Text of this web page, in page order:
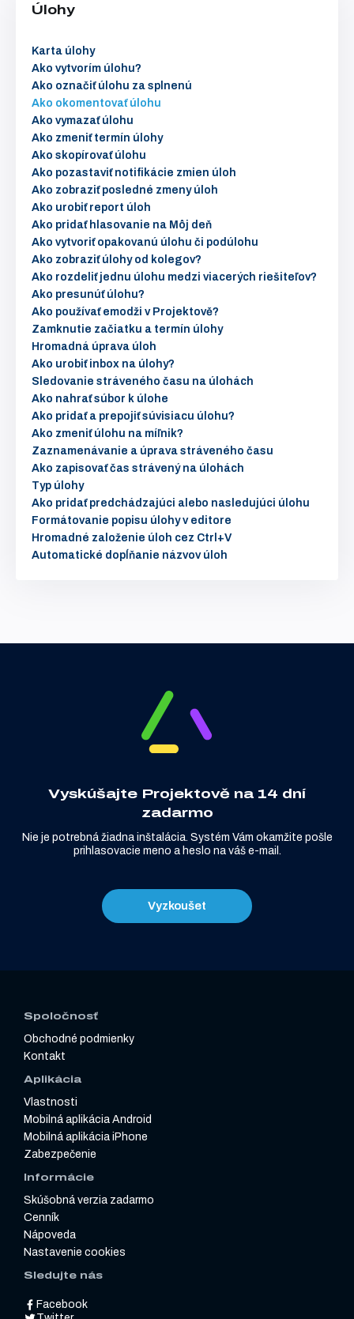
Úlohy
Karta úlohy
Ako vytvorím úlohu?
Ako označiť úlohu za splnenú
Ako okomentovať úlohu
Ako vymazať úlohu
Ako zmeniť termín úlohy
Ako skopírovať úlohu
Ako pozastaviť notifikácie zmien úloh
Ako zobraziť posledné zmeny úloh
Ako urobiť report úloh
Ako pridať hlasovanie na Môj deň
Ako vytvoriť opakovanú úlohu či podúlohu
Ako zobraziť úlohy od kolegov?
Ako rozdeliť jednu úlohu medzi viacerých riešiteľov?
Ako presunúť úlohu?
Ako používať emodži v Projektově?
Zamknutie začiatku a termín úlohy
Hromadná úprava úloh
Ako urobiť inbox na úlohy?
Sledovanie stráveného času na úlohách
Ako nahrať súbor k úlohe
Ako pridať a prepojiť súvisiacu úlohu?
Ako zmeniť úlohu na míľnik?
Zaznamenávanie a úprava stráveného času
Ako zapisovať čas strávený na úlohách
Typ úlohy
Ako pridať predchádzajúci alebo nasledujúci úlohu
Formátovanie popisu úlohy v editore
Hromadné založenie úloh cez Ctrl+V
Automatické dopĺňanie názvov úloh
Vyskúšajte Projektově na 14 dní
zadarmo
Nie je potrebná žiadna inštalácia. Systém Vám okamžite pošle
prihlasovacie meno a heslo na váš e-mail.
Vyzkoušet
Spoločnosť
Obchodné podmienky
Kontakt
Aplikácia
Vlastnosti
Mobilná aplikácia Android
Mobilná aplikácia iPhone
Zabezpečenie
Informácie
Skúšobná verzia zadarmo
Cenník
Nápoveda
Nastavenie cookies
Sledujte nás
Facebook